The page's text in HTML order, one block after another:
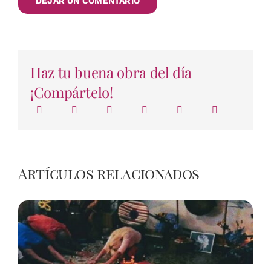
Haz tu buena obra del día
¡Compártelo!
Artículos relacionados